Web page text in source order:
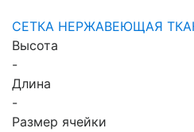
СЕТКА НЕРЖАВЕЮЩАЯ
Высота
-
Длина
-
Размер ячейки